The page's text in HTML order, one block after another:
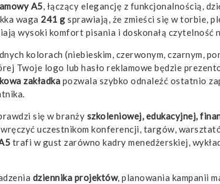
A5, łączący elegancję z funkcjonalnością,
waga 241 g sprawiają, że zmieści się w torbie,
wysoki komfort pisania i doskonałą
kolorach (niebieskim, czerwonym, czarnym,
Twoje logo lub hasło reklamowe będzie
zakładka pozwala szybko odnaleźć ostatnio
się w branży szkoleniowej, edukacyjnej,
uczestnikom konferencji, targów,
trafi w gust zarówno kadry menedżerskiej,
dziennika projektów, planowania kampanii